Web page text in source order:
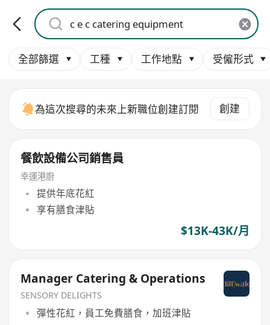
全部篩選 工種 工作地點 受僱形式
為這次搜尋的未來上新職位創建訂閱 創建
餐飲設備公司銷售員
幸運港廚
提供年底花紅
享有膳食津貼
$13K-43K/月
Manager Catering & Operations
SENSORY DELIGHTS
彈性花紅，員工免費膳食，加班津貼